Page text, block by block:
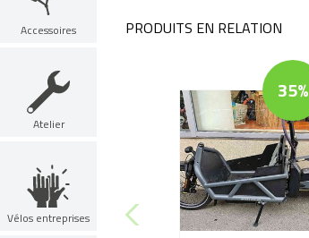
Accessoires
Atelier
Vélos entreprises
PRODUITS EN RELATION
35%